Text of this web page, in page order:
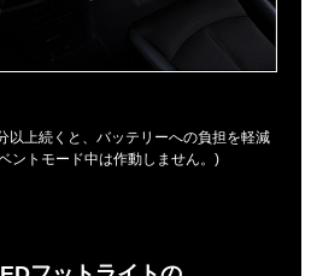
以上続くと、バッテリーへの負担を軽減
ントモード中は作動しません。)